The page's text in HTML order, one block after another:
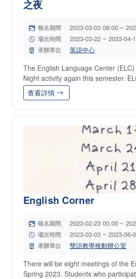
之夜
報名期間 2023-03-03 08:00 ~
場次時間 2023-03-22 ~ 2023-04-
承辦單位 英語中心
The English Language Center
Night activity again this semester.
查看詳情
English Corner
報名期間 2023-02-23 00:00 ~
場次時間 2023-03-03 ~ 2023-06-
承辦單位 雙語教學推動辦公室
There will be eight meetings of the
Spring 2023. Students who